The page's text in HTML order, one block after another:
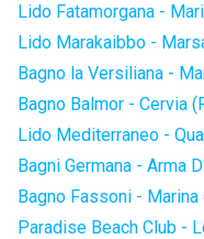
Lido Fatamorgana -
Lido Marakaibbo -
Bagno la Versiliana -
Bagno Balmor - Cervia
Lido Mediterraneo -
Bagni Germana - Arma
Bagno Fassoni -
Paradise Beach Club -